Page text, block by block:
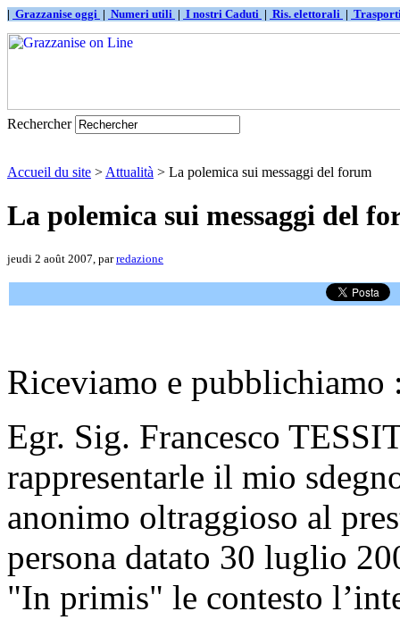
| Grazzanise oggi | Numeri utili | I nostri Caduti | Ris. elettorali |
Rechercher
Accueil du site > Attualità > La polemica sui messaggi del forum
La polemica sui messaggi del
jeudi 2 août 2007, parredazione
Riceviamo e pubblichiamo
Egr. Sig. Francesco
rappresentarle il mio
anonimo oltraggioso al
persona datato 30 luglio
"In primis" le contesto